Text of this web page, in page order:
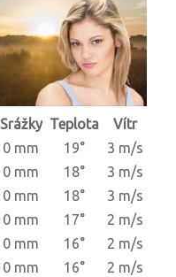
Srážky Teplota
Vítr
0 mm 19°
3 m/s
0 mm 18°
3 m/s
0 mm 18°
3 m/s
0 mm 17°
2 m/s
0 mm 16°
2 m/s
0 mm 16°
2 m/s